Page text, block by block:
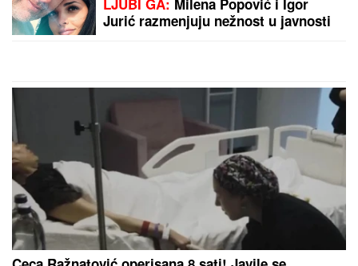
Zvezde
Naša pevačica rodila sina, pa morala da ga napusti,
on danas radi kao moler: "Nikad ga se nisam
odrekla"